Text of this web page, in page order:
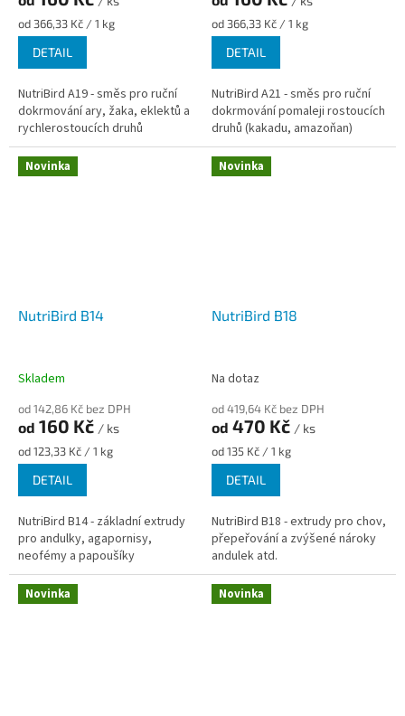
Měrná
cena:
od 366,33 Kč / 1 kg
DETAIL
NutriBird A19 - směs pro ruční
dokrmování ary, žaka, eklektů a
rychlerostoucích druhů
Měrná
cena:
od 366,33 Kč / 1 kg
DETAIL
NutriBird A21 - směs pro ruční
dokrmování pomaleji rostoucích
druhů (kakadu, amazoňan)
Novinka
NutriBird B14
Skladem
od 142,86 Kč bez DPH
od 160 Kč / ks
Měrná
cena:
od 123,33 Kč / 1 kg
DETAIL
NutriBird B14 - základní extrudy
pro andulky, agapornisy,
neofémy a papoušíky
Novinka
NutriBird B18
Na dotaz
od 419,64 Kč bez DPH
od 470 Kč / ks
Měrná
cena:
od 135 Kč / 1 kg
DETAIL
NutriBird B18 - extrudy pro chov,
přepeřování a zvýšené nároky
andulek atd.
Novinka Novinka